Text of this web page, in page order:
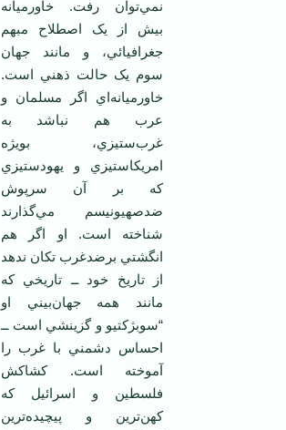
نمي‌توان رفت. خاورميانه
بيش از يک اصطلاح مبهم
جغرافيائي، و مانند جهان
سوم يک حالت ذهني است.
خاورميانه‌اي اگر مسلمان و
عرب هم نباشد به
غرب‌ستيزي، بويژه
امريکاستيزي و يهودستيزي
که بر آن سرپوش
ضدصهيونيسم مي‌گذارند
شناخته است. او اگر هم
انگشتي برضدغرب تکان ندهد
از تاريخ خود ــ تاريخي که
مانند همه جهان‌بيني او
“سوبژکتيو و گزينشي است ــ
احساس دشمني با غرب را
آموخته است. کشاکش
فلسطين و اسرائيل که
کهن‌ترين و پيچيده‌ترين